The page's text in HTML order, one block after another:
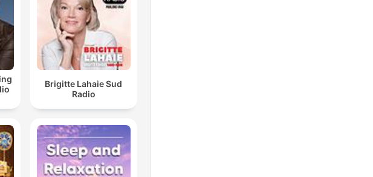
Brigitte Lahaie Sud
Radio